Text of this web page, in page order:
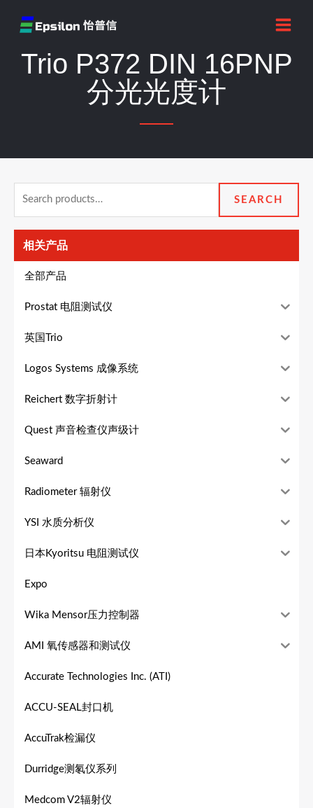
Trio P372 DIN 16PNP
分光光度计
SEARCH
相关产品
全部产品
Prostat 电阻测试仪
英国Trio
Logos Systems 成像系统
Reichert 数字折射计
Quest 声音检查仪声级计
Seaward
Radiometer 辐射仪
YSI 水质分析仪
日本Kyoritsu 电阻测试仪
Expo
Wika Mensor压力控制器
AMI 氧传感器和测试仪
Accurate Technologies Inc. (ATI)
ACCU-SEAL封口机
AccuTrak检漏仪
Durridge测氡仪系列
Medcom V2辐射仪